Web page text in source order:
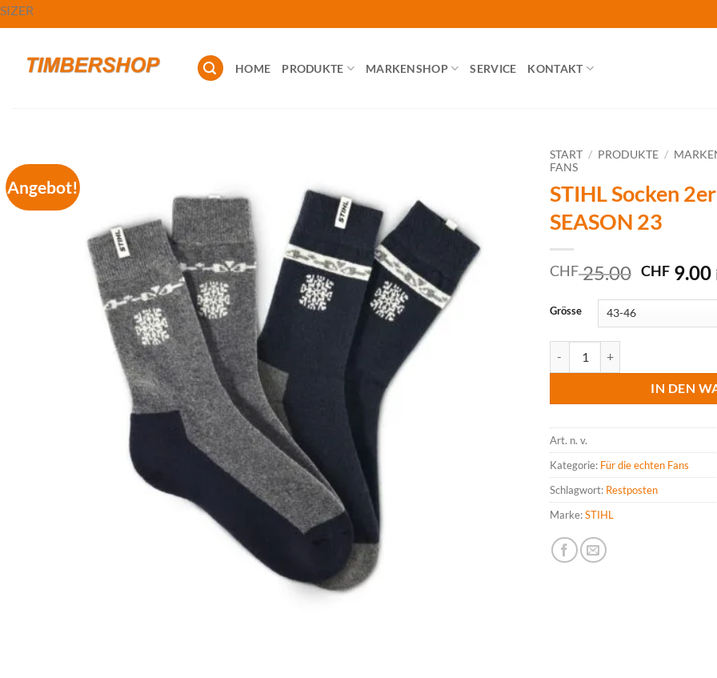
Zum
Inhalt
HOME PRODUKTE MARKENSHOP SERVICE KONTAKT
Angebot!
START / PRODUKTE /
FANS
STIHL Socken
SEASON 23
CHF25.00
CHF
CHF 9.00
Grösse
IN DEN
Art. n. v.
Kategorie: Für die echten Fans
Schlagwort: Restposten
Marke:STIHL
SIZER